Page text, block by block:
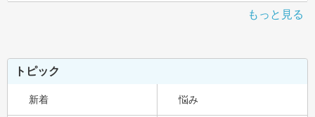
もっと見る
トピック
新着 悩み